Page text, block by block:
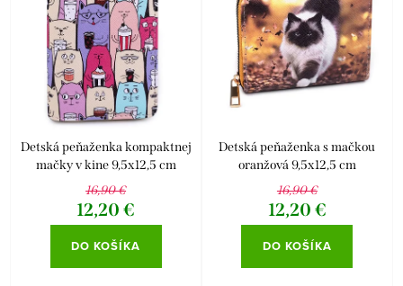
k
d
Abecedne
Detská peňaženka kompaktnej
mačky v kine 9,5x12,5 cm
16,90 €
12,20 €
DO KOŠÍKA
Detská peňaženka s mačkou
oranžová 9,5x12,5 cm
16,90 €
12,20 €
DO KOŠÍKA